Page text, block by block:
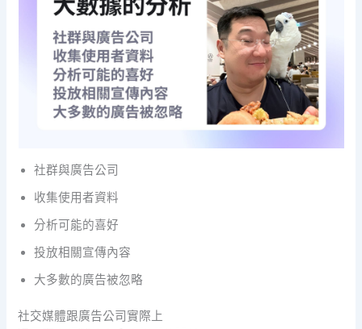
社群與廣告公司
收集使用者資料
分析可能的喜好
投放相關宣傳內容
大多數的廣告被忽略
社交媒體跟廣告公司實際上